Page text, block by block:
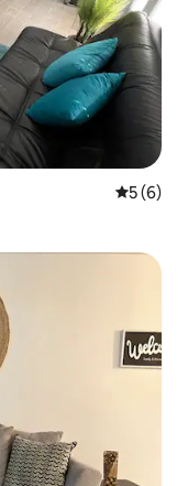
평점 5점
5 (6)